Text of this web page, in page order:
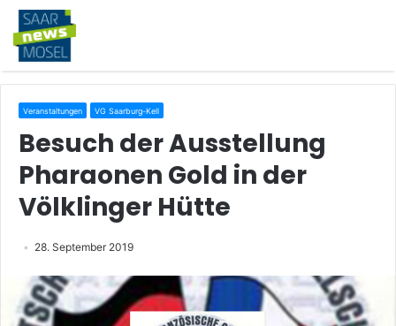
Veranstaltungen VG Saarburg-Kell
Besuch der Ausstellung
Pharaonen Gold in der
Völklinger Hütte
28. September 2019